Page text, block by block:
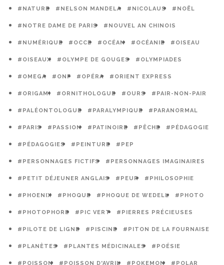
#NATURE #NELSON MANDELA #NICOLAUS #NOËL
#NOTRE DAME DE PARIS #NOUVEL AN CHINOIS
#NUMÉRIQUE #OCCE #OCÉAN #OCÉANIE #OISEAU
#OISEAUX #OLYMPE DE GOUGES #OLYMPIADES
#OMEGA #ONF #OPÉRA #ORIENT EXPRESS
#ORIGAMI #ORNITHOLOGUE #OURS #PAIR-NON-PAIR
#PALÉONTOLOGUE #PARALYMPIQUE #PARANORMAL
#PARIS #PASSION #PATINOIRE #PÊCHE #PÉDAGOGIE
#PÉDAGOGIES #PEINTURE #PEP
#PERSONNAGES FICTIFS #PERSONNAGES IMAGINAIRES
#PETIT DÉJEUNER ANGLAIS #PEUR #PHILOSOPHIE
#PHOENIX #PHOQUE #PHOQUE DE WEDELL #PHOTO
#PHOTOPHORE #PIC VERT #PIERRES PRÉCIEUSES
#PILOTE DE LIGNE #PISCINE #PITON DE LA FOURNAISE
#PLANÈTES #PLANTES MÉDICINALES #POÉSIE
#POISSON #POISSON D'AVRIL #POKEMON #POLAR